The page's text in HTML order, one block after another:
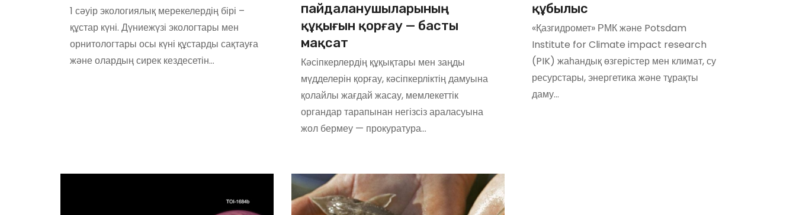
1 сәуір экологиялық мерекелердің бірі –
құстар күні. Дүниежүзі экологтары мен
орнитологтары осы күні құстарды сақтауға
және олардың сирек кездесетін…
пайдаланушыларының
құқығын қорғау — басты
мақсат
Кәсіпкерлердің құқықтары мен заңды
мүдделерін қорғау, кәсіпкерліктің дамуына
қолайлы жағдай жасау, мемлекеттік
органдар тарапынан негізсіз араласуына
жол бермеу — прокуратура…
құбылыс
«Қазгидромет» РМК және Potsdam
Institute for Climate impact research
(PIK) жаһандық өзгерістер мен климат, су
ресурстары, энергетика және тұрақты
даму…